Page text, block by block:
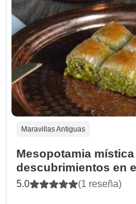
Maravillas Antiguas
Mesopotamia
descubrimientos en
5.0 (1 reseña)